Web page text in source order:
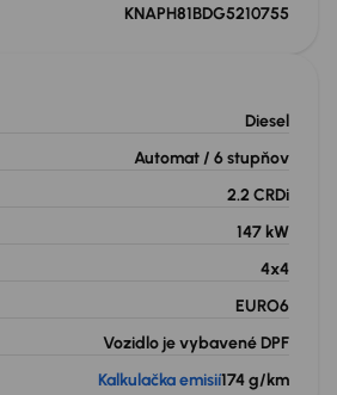
KNAPH81BDG5210755
Diesel
Automat / 6 stupňov
2.2 CRDi
147 kW
4x4
EURO6
Vozidlo je vybavené DPF
Kalkulačka emisií174 g/km